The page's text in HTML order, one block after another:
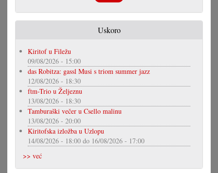
Uskoro
Kiritof u Filežu
09/08/2026 - 15:00
das Robitza: gassl Musi s triom summer jazz
12/08/2026 - 18:30
ftm-Trio u Željeznu
13/08/2026 - 18:30
Tamburaški večer u Csello malinu
13/08/2026 - 20:00
Kiritofska izložba u Uzlopu
14/08/2026 - 18:00 do 16/08/2026 - 17:00
>> već